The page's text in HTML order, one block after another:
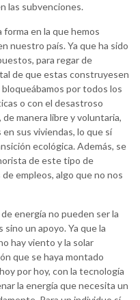
las subvenciones.
en la que hemos
nuestro país. Ya que ha sido
para regar de
de que estas construyesen
por todos los
o con el desastroso
de manera libre y voluntaria,
sus viviendas, lo que sí
ecológica. Además, se
de este tipo de
empleos, algo que no nos
energía no pueden ser la
un apoyo. Ya que la
hay viento y la solar
que se haya montado
por hoy, con la tecnología
la energía que necesita un